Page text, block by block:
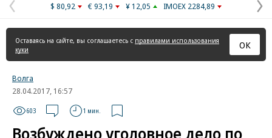
Предыдущая
страница
$ 80,92 € 93,19 ¥ 12,05 IMOEX 2284,89
Оставаясь на сайте, вы соглашаетесь с правилами использования
куки
ОК
Волга
28.04.2017, 16:57
603 1 мин.